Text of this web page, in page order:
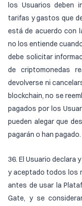
los Usuarios deben
tarifas y gastos que
está de acuerdo con
no los entiende
debe solicitar
de criptomonedas
devolverse ni
blockchain, no se
pagados por los
pueden alegar que
pagarán o han pagado.
36. El Usuario declara
y aceptado todos los
antes de usar la
Gate, y se